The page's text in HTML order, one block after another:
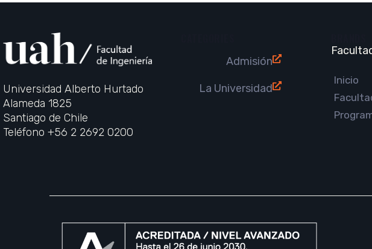
Universidad Alberto Hurtado
Alameda 1825
Santiago de Chile
Teléfono +56 2 2692 0200
Admisión
La Universidad
Inicio